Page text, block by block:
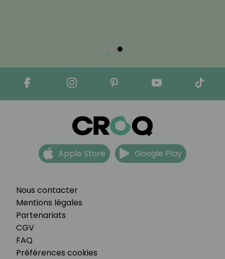
Nous contacter
Mentions légales
Partenariats
CGV
FAQ
Préférences cookies
Apple Store Google Play